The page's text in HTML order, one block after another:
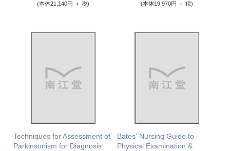
(本体21,140円 ＋ 税) (本体19,970円 ＋ 税)
Techniques for Assessment of
Parkinsonism for Diagnosis
Bates' Nursing Guide to
Physical Examination &